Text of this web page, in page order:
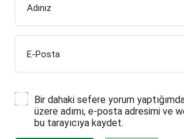
Adınız
E-Posta
Bir dahaki sefere yorum
üzere adımı, e-posta adresimi ve
bu tarayıcıya kaydet.